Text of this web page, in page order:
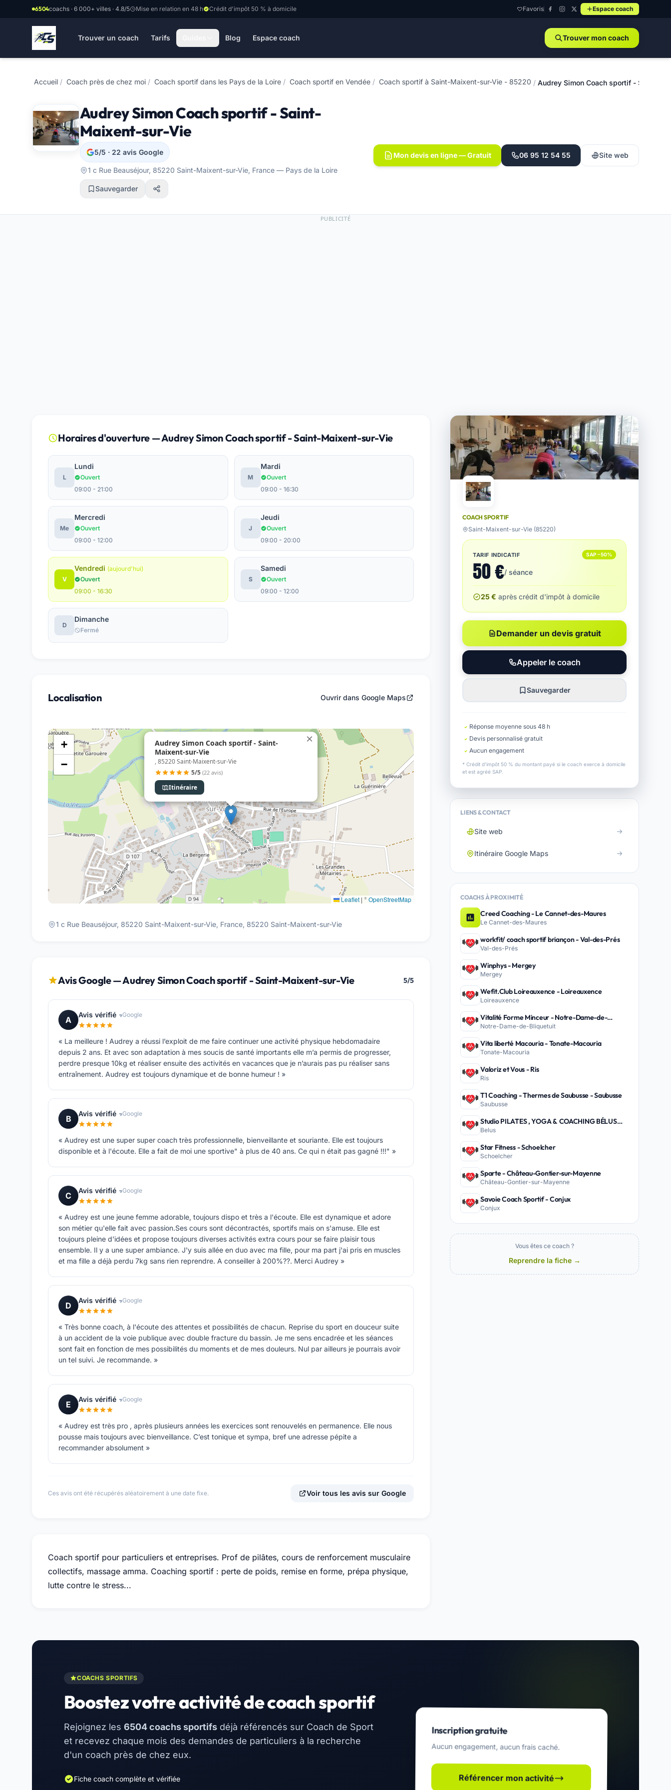
Aller au contenu principal
6504coachs · 6 000+ villes · 4.8/5 Mise en relation en 48 h Crédit d'impôt 50 % à domicile Favoris Espace coach
Trouver un coach Tarifs Blog Espace coach Trouver mon coach
Accueil / Coach près de chez moi / Coach sportif dans les Pays de la Loire / Coach sportif en Vendée / Coach sportif à Saint-Maixent-sur-Vie - 85220 / Audrey Simon Coach sportif - Saint-
Audrey Simon Coach sportif - Saint-
Maixent-sur-Vie
5/5 · 22 avis Google
1 c Rue Beauséjour, 85220 Saint-Maixent-sur-Vie, France — Pays de la Loire
Sauvegarder
Mon devis en ligne — Gratuit 06 95 12 54 55 Site web
PUBLICITÉ
Horaires d'ouverture — Audrey Simon Coach sportif - Saint-Maixent-sur-Vie
L
Lundi
Ouvert
09:00 - 21:00
M
Mardi
Ouvert
09:00 - 16:30
Me
Mercredi
Ouvert
09:00 - 12:00
J
Jeudi
Ouvert
09:00 - 20:00
V
Vendredi (aujourd'hui)
Ouvert
09:00 - 16:30
S
Samedi
Ouvert
09:00 - 12:00
D
Dimanche
Fermé
Localisation Ouvrir dans Google Maps
Audrey Simon Coach sportif - Saint-
Maixent-sur-Vie
, 85220 Saint-Maixent-sur-Vie
5/5 (22 avis)
Itinéraire
×
+
−
Leaflet | ©OpenStreetMap
1 c Rue Beauséjour, 85220 Saint-Maixent-sur-Vie, France, 85220 Saint-Maixent-sur-Vie
Avis Google — Audrey Simon Coach sportif - Saint-Maixent-sur-Vie 5/5
A
Avis vérifié Google
« La meilleure ! Audrey a réussi l’exploit de me faire continuer une activité physique hebdomadaire
depuis 2 ans. Et avec son adaptation à mes soucis de santé importants elle m’a permis de progresser,
perdre presque 10kg et réaliser ensuite des activités en vacances que je n’aurais pas pu réaliser sans
entraînement. Audrey est toujours dynamique et de bonne humeur ! »
B
Avis vérifié Google
« Audrey est une super super coach très professionnelle, bienveillante et souriante. Elle est toujours
disponible et à l'écoute. Elle a fait de moi une sportive" à plus de 40 ans. Ce qui n était pas gagné !!!" »
C
Avis vérifié Google
« Audrey est une jeune femme adorable, toujours dispo et très a l'écoute. Elle est dynamique et adore
son métier qu'elle fait avec passion.Ses cours sont décontractés, sportifs mais on s'amuse. Elle est
toujours pleine d'idées et propose toujours diverses activités extra cours pour se faire plaisir tous
ensemble. Il y a une super ambiance. J'y suis allée en duo avec ma fille, pour ma part j'ai pris en muscles
et ma fille a déjà perdu 7kg sans rien reprendre. A conseiller à 200%??. Merci Audrey »
D
Avis vérifié Google
« Très bonne coach, à l'écoute des attentes et possibilités de chacun. Reprise du sport en douceur suite
à un accident de la voie publique avec double fracture du bassin. Je me sens encadrée et les séances
sont fait en fonction de mes possibilités du moments et de mes douleurs. Nul par ailleurs je pourrais avoir
un tel suivi. Je recommande. »
E
Avis vérifié Google
« Audrey est très pro , après plusieurs années les exercices sont renouvelés en permanence. Elle nous
pousse mais toujours avec bienveillance. C’est tonique et sympa, bref une adresse pépite a
recommander absolument »
Ces avis ont été récupérés aléatoirement à une date fixe. Voir tous les avis sur Google
Coach sportif pour particuliers et entreprises. Prof de pilâtes, cours de renforcement musculaire
collectifs, massage amma. Coaching sportif : perte de poids, remise en forme, prépa physique,
lutte contre le stress...
COACH SPORTIF
Saint-Maixent-sur-Vie (85220)
TARIF INDICATIF SAP −50%
50 €/ séance
25 € après crédit d'impôt à domicile
Demander un devis gratuit
Appeler le coach
Sauvegarder
Réponse moyenne sous 48 h
Devis personnalisé gratuit
Aucun engagement
* Crédit d'impôt 50 % du montant payé si le coach exerce à domicile
et est agréé SAP.
LIENS & CONTACT
Site web
Itinéraire Google Maps
COACHS À PROXIMITÉ
Creed Coaching - Le Cannet-des-Maures
Le Cannet-des-Maures
workfit/ coach sportif briançon - Val-des-Prés
Val-des-Prés
Winphys - Mergey
Mergey
Wefit.Club Loireauxence - Loireauxence
Loireauxence
Vitalité Forme Minceur - Notre-Dame-de-
Bliquetuit
Notre-Dame-de-Bliquetuit
Vita liberté Macouria - Tonate-Macouria
Tonate-Macouria
Valoriz et Vous - Ris
Ris
T1 Coaching - Thermes de Saubusse - Saubusse
Saubusse
Studio PILATES , YOGA & COACHING BÉLUS
PEYREHORADE - Belus
Belus
Star Fitness - Schoelcher
Schoelcher
Sparte - Château-Gontier-sur-Mayenne
Château-Gontier-sur-Mayenne
Savoie Coach Sportif - Conjux
Conjux
Vous êtes ce coach ?
Reprendre la fiche →
COACHS SPORTIFS
Boostez votre activité de coach sportif
Rejoignez les 6504 coachs sportifs déjà référencés sur Coach de Sport
et recevez chaque mois des demandes de particuliers à la recherche
d'un coach près de chez eux.
Fiche coach complète et vérifiée
Inscription gratuite
Aucun engagement, aucun frais caché.
Référencer mon activité